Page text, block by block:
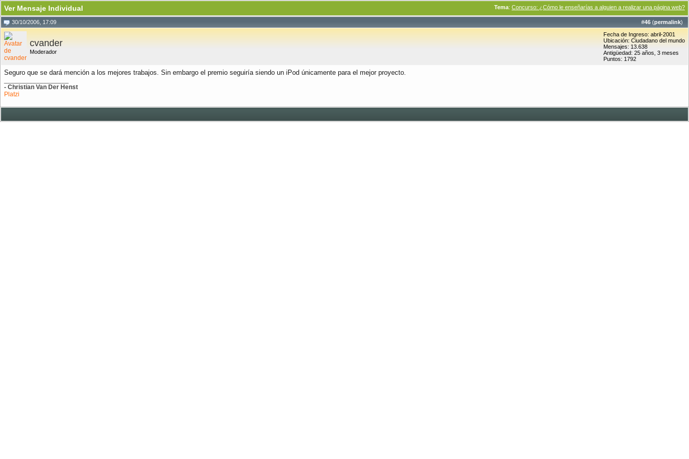
Tema: Concurso: ¿Cómo le enseñarías a alguien a realizar una página web?
Ver Mensaje Individual
#46 (permalink)
30/10/2006, 17:09
cvander
Moderador
Fecha de Ingreso: abril-2001
Ubicación: Ciudadano del mundo
Mensajes: 13.638
Antigüedad: 25 años, 3 meses
Puntos: 1792
Seguro que se dará mención a los mejores trabajos. Sin embargo el premio seguiría siendo un iPod únicamente para el mejor proyecto.
- Christian Van Der Henst
Platzi